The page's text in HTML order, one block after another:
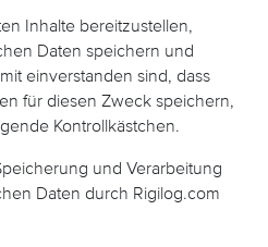
Inhalte bereitzustellen,
Daten speichern und
einverstanden sind, dass
für diesen Zweck speichern,
Kontrollkästchen.
und Verarbeitung
Daten durch Rigilog.com